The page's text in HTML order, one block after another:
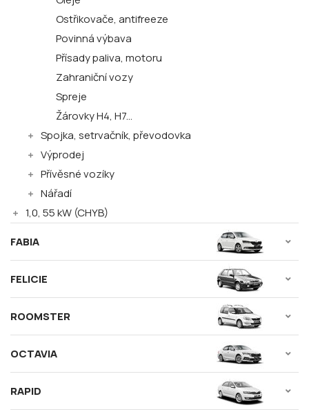
Ostřikovače, antifreeze
Povinná výbava
Přísady paliva, motoru
Zahraniční vozy
Spreje
Žárovky H4, H7...
Spojka, setrvačník, převodovka
Výprodej
Přívěsné vozíky
Nářadí
1,0, 55 kW (CHYB)
FABIA
FELICIE
ROOMSTER
OCTAVIA
RAPID